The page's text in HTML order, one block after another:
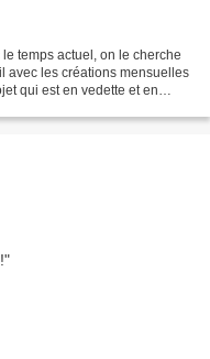
temps actuel, on le cherche
avec les créations mensuelles
qui est en vedette et en